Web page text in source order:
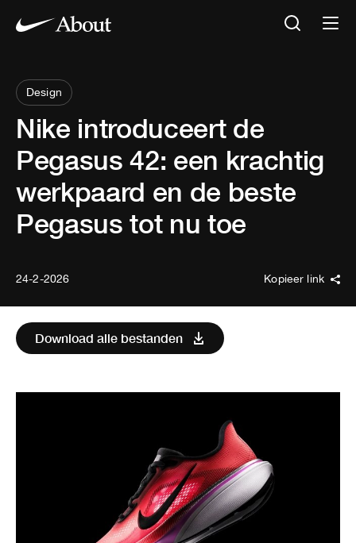
Design
Nike introduceert de
Pegasus 42: een krachtig
werkpaard en de beste
Pegasus tot nu toe
24-2-2026 Kopieer link
Download alle bestanden